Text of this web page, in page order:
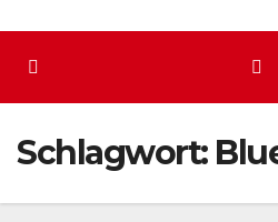
Schlagwort: